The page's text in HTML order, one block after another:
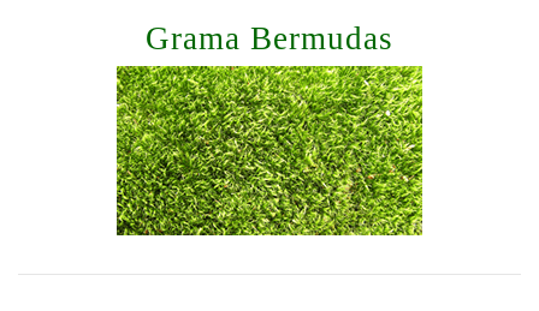
Grama Bermudas